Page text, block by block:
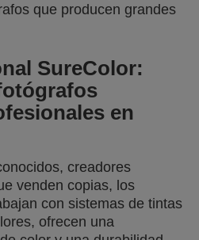
que producen grandes
SureColor:
en
creadores
venden copias, los
con sistemas de tintas
ofrecen una